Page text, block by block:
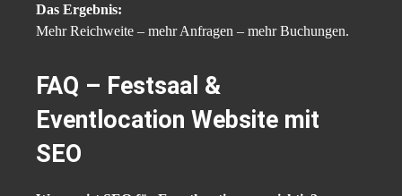
Das Ergebnis:
Mehr Reichweite – mehr Anfragen – mehr Buchungen.
FAQ – Festsaal &
Eventlocation Website mit
SEO